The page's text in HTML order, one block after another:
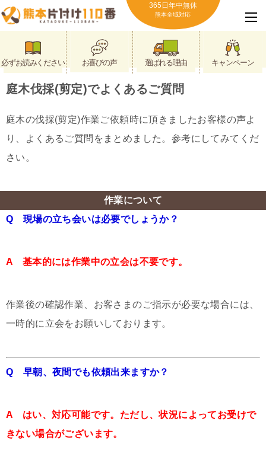
365日年中無休
熊本全域対応
必ずお読みください お喜びの声 選ばれる理由 キャンペーン
庭木伐採(剪定)でよくあるご質問
庭木の伐採(剪定)作業ご依頼時に頂きましたお客様の声よ
り、よくあるご質問をまとめました。参考にしてみてくだ
さい。
作業について
Q 現場の立ち会いは必要でしょうか？
A 基本的には作業中の立会は不要です。
作業後の確認作業、お客さまのご指示が必要な場合には、
一時的に立会をお願いしております。
Q 早朝、夜間でも依頼出来ますか？
A はい、対応可能です。ただし、状況によってお受けで
きない場合がございます。